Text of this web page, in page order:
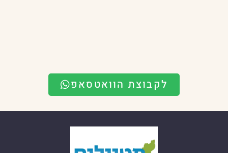
לקבוצת הוואטסאפ